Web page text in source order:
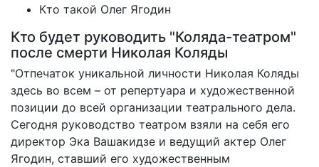
Кто такой Олег Ягодин
Кто будет руководить "Коляда-театром"
после смерти Николая Коляды
"Отпечаток уникальной личности Николая Коляды
здесь во всем – от репертуара и художественной
позиции до всей организации театрального дела.
Сегодня руководство театром взяли на себя его
директор Эка Вашакидзе и ведущий актер Олег
Ягодин, ставший его художественным